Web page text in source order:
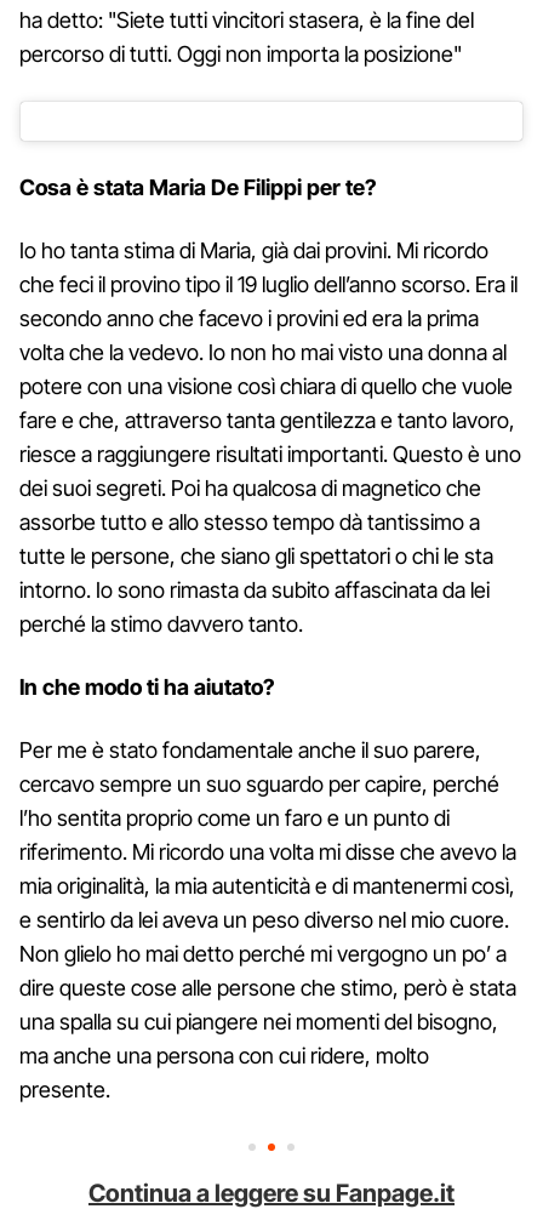
ha detto: "Siete tutti vincitori stasera, è la fine del
percorso di tutti. Oggi non importa la posizione"
Cosa è stata Maria De Filippi per te?
Io ho tanta stima di Maria, già dai provini. Mi ricordo
che feci il provino tipo il 19 luglio dell’anno scorso. Era il
secondo anno che facevo i provini ed era la prima
volta che la vedevo. Io non ho mai visto una donna al
potere con una visione così chiara di quello che vuole
fare e che, attraverso tanta gentilezza e tanto lavoro,
riesce a raggiungere risultati importanti. Questo è uno
dei suoi segreti. Poi ha qualcosa di magnetico che
assorbe tutto e allo stesso tempo dà tantissimo a
tutte le persone, che siano gli spettatori o chi le sta
intorno. Io sono rimasta da subito affascinata da lei
perché la stimo davvero tanto.
In che modo ti ha aiutato?
Per me è stato fondamentale anche il suo parere,
cercavo sempre un suo sguardo per capire, perché
l’ho sentita proprio come un faro e un punto di
riferimento. Mi ricordo una volta mi disse che avevo la
mia originalità, la mia autenticità e di mantenermi così,
e sentirlo da lei aveva un peso diverso nel mio cuore.
Non glielo ho mai detto perché mi vergogno un po’ a
dire queste cose alle persone che stimo, però è stata
una spalla su cui piangere nei momenti del bisogno,
ma anche una persona con cui ridere, molto
presente.
Continua a leggere su Fanpage.it